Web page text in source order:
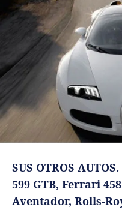
SUS OTROS AUTOS.
599 GTB, Ferrari
Aventador, Rolls-